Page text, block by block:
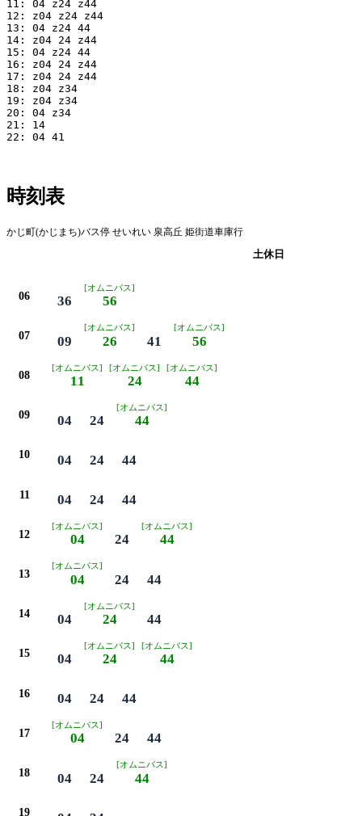
11: 04 z24 z44
12: z04 z24 z44
13: 04 z24 44
14: z04 24 z44
15: 04 z24 44
16: z04 24 z44
17: z04 24 z44
18: z04 z34
19: z04 z34
20: 04 z34
21: 14
22: 04 41
時刻表
かじ町(かじまち)バス停 せいれい 泉高丘 姫街道車庫行
土休日
06 36
[オムニバス]
56
07 09
[オムニバス]
26 41
[オムニバス]
56
08
[オムニバス]
11
[オムニバス]
24
[オムニバス]
44
09 04 24
[オムニバス]
44
10 04 24 44
11 04 24 44
12
[オムニバス]
04 24
[オムニバス]
44
13
[オムニバス]
04 24 44
14 04
[オムニバス]
24 44
15 04
[オムニバス]
24
[オムニバス]
44
16 04 24 44
17
[オムニバス]
04 24 44
18 04 24
[オムニバス]
44
19